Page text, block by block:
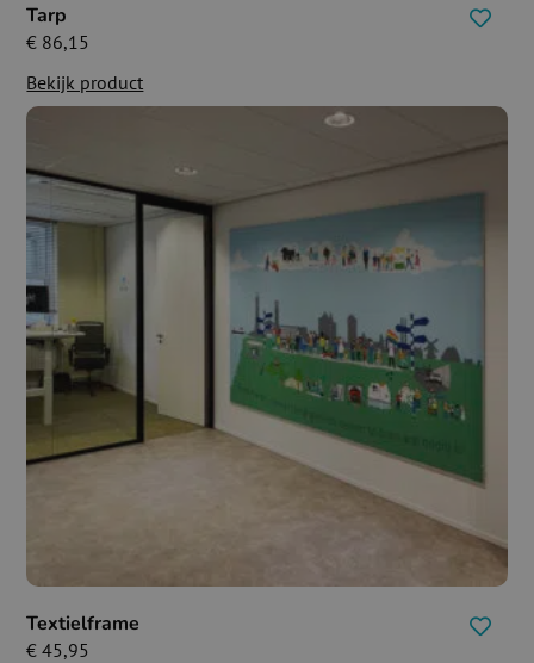
Tarp
€ 86,15
Bekijk product
Textielframe
€ 45,95